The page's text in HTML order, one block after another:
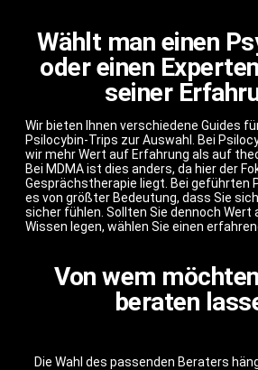
Wählt man einen
oder einen
seiner
Wir bieten Ihnen verschiedene Guides
Psilocybin-Trips zur Auswahl. Bei
wir mehr Wert auf Erfahrung als auf
Bei MDMA ist dies anders, da hier der
Gesprächstherapie liegt. Bei geführten
es von größter Bedeutung, dass Sie
sicher fühlen. Sollten Sie dennoch
Wissen legen, wählen Sie einen
Von wem
beraten
Die Wahl des passenden Beraters